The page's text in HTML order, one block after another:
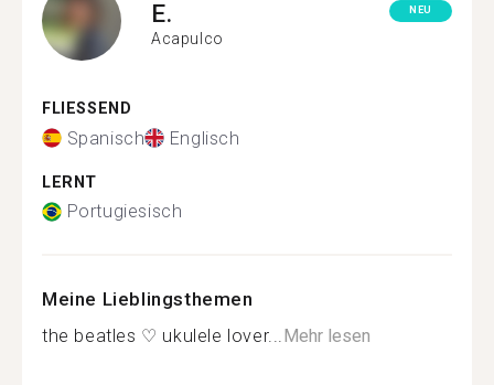
E.
Acapulco
NEU
FLIESSEND
Spanisch Englisch
LERNT
Portugiesisch
Meine Lieblingsthemen
the beatles ♡ ukulele lover...Mehr lesen